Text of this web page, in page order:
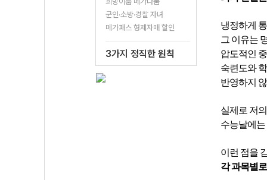
군인·소방·경찰 자녀
메가패스 형제자매 할인
3가지 정직한 원칙
냉정하게
그 이유는
압도적인
숙련도와
반영하지
실제로 저
수능날에는
이런 점을
각 과목별